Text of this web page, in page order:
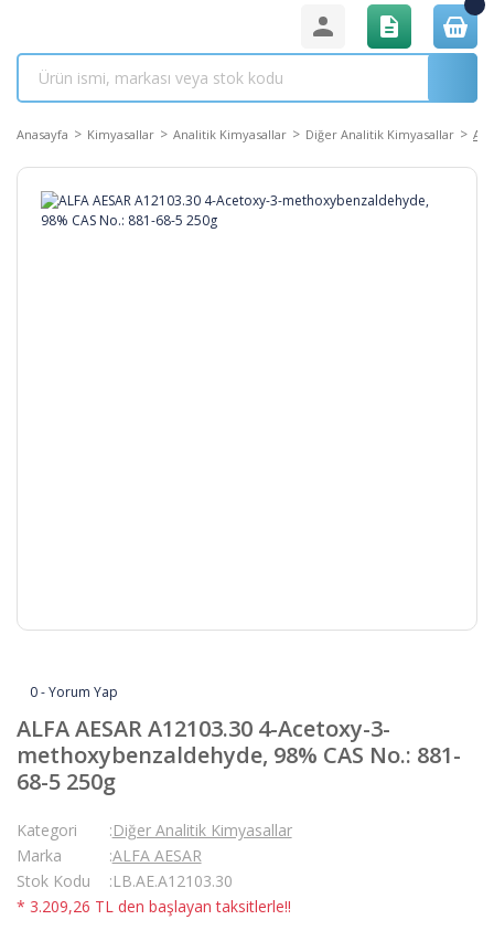
Anasayfa Kimyasallar Analitik Kimyasallar Diğer Analitik Kimyasallar
0 - Yorum Yap
ALFA AESAR A12103.30 4-Acetoxy-3-
methoxybenzaldehyde, 98% CAS No.: 881-
68-5 250g
Kategori
Diğer Analitik Kimyasallar
Marka
ALFA AESAR
Stok Kodu
LB.AE.A12103.30
* 3.209,26 TL den başlayan taksitlerle!!